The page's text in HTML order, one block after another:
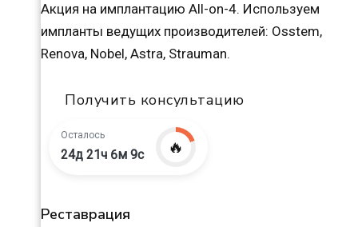
Акция на имплантацию All-on-4. Используем
импланты ведущих производителей: Osstem,
Renova, Nobel, Astra, Strauman.
Получить консультацию
Осталось
24д 21ч 6м 8с 🔥
Реставрация